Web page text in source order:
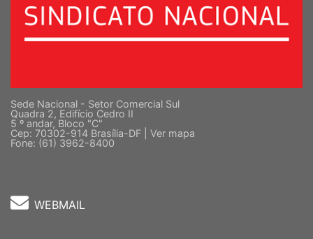
Sede Nacional - Setor Comercial Sul
Quadra 2, Edifício Cedro II
5 º andar, Bloco "C"
Cep: 70302-914 Brasília-DF | Ver mapa
Fone: (61) 3962-8400
WEBMAIL